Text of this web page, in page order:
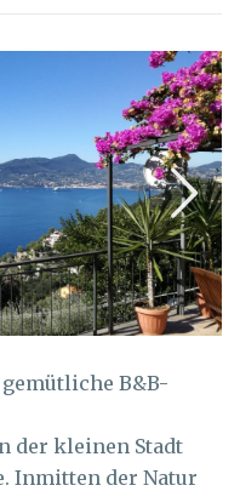
B&B-
der kleinen Stadt
Inmitten der Natur